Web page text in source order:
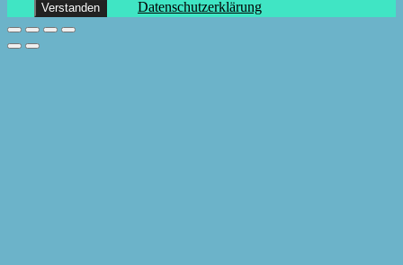
Verstanden Datenschutzerklärung